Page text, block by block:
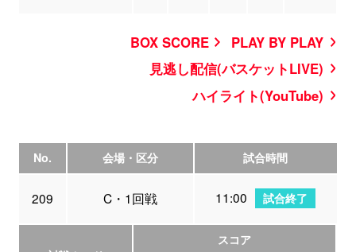
BOX SCORE
PLAY BY PLAY
見逃し配信(バスケットLIVE)
ハイライト(YouTube)
No. 会場・区分 試合時間
209 C・1回戦 11:00 試合終了
スコア